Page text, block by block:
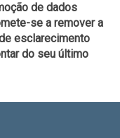
de dados
se a remover a
esclarecimento
do seu último